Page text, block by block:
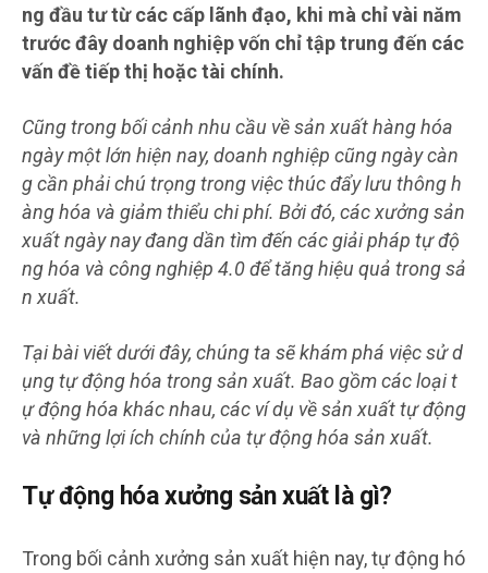
ng đầu tư từ các cấp lãnh đạo, khi mà chỉ vài năm
trước đây doanh nghiệp vốn chỉ tập trung đến các
vấn đề tiếp thị hoặc tài chính.
Cũng trong bối cảnh nhu cầu về sản xuất hàng hóa
ngày một lớn hiện nay, doanh nghiệp cũng ngày càn
g cần phải chú trọng trong việc thúc đẩy lưu thông h
àng hóa và giảm thiểu chi phí. Bởi đó, các xưởng sản
xuất ngày nay đang dần tìm đến các giải pháp tự độ
ng hóa và công nghiệp 4.0 để tăng hiệu quả trong sả
n xuất.
Tại bài viết dưới đây, chúng ta sẽ khám phá việc sử d
ụng tự động hóa trong sản xuất. Bao gồm các loại t
ự động hóa khác nhau, các ví dụ về sản xuất tự động
và những lợi ích chính của tự động hóa sản xuất.
Tự động hóa xưởng sản xuất là gì?
Trong bối cảnh xưởng sản xuất hiện nay, tự động hó